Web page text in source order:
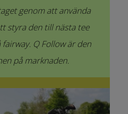
genom att använda
styra den till nästa tee
Q Follow är den
på marknaden.